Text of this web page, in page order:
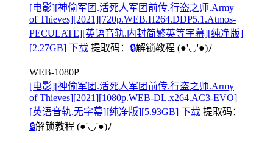
[电影][神偷军团.活死人军团前传.行盗之师.Army
of Thieves][2021][720p.WEB.H264.DDP5.1.Atmos-
PECULATE][英语音轨.内封简繁英等字幕][纯净版]
[2.27GB] 下载 提取码： 🔒解锁教程 (●'◡'●)ﾉ
WEB-1080P
[电影][神偷军团.活死人军团前传.行盗之师.Army
of Thieves][2021][1080p.WEB-DL.x264.AC3-EVO]
[英语音轨.无字幕][纯净版][5.93GB] 下载 提取码：
🔒解锁教程 (●'◡'●)ﾉ